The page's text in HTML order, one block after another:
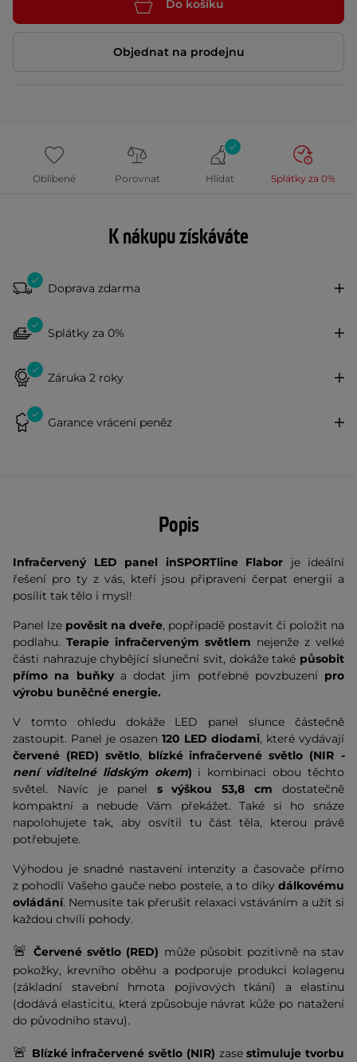
Do košíku
Objednat na prodejnu
Oblíbené Porovnat Hlídat Splátky za 0%
K nákupu získáváte
Doprava zdarma
Splátky za 0%
Záruka 2 roky
Garance vrácení peněz
Popis
Infračervený LED panel inSPORTline Flabor je ideální
řešení pro ty z vás, kteří jsou připraveni čerpat energii a
posílit tak tělo i mysl!
Panel lze pověsit na dveře, popřípadě postavit či položit na
podlahu. Terapie infračerveným světlem nejenže z velké
části nahrazuje chybějící sluneční svit, dokáže také působit
přímo na buňky a dodat jim potřebné povzbuzenípro
výrobu buněčné energie.
V tomto ohledu dokáže LED panel slunce částečně
zastoupit. Panel je osazen 120 LED diodami, které vydávají
červené (RED) světlo, blízké infračervené světlo (NIR -
není viditelné lidským okem) i kombinaci obou těchto
světel. Navíc je panel s výškou 53,8 cm dostatečně
kompaktní a nebude Vám překážet. Také si ho snáze
napolohujete tak, aby osvítil tu část těla, kterou právě
potřebujete.
Výhodou je snadné nastavení intenzity a časovače přímo
z pohodlí Vašeho gauče nebo postele, a to díky dálkovému
ovládání. Nemusíte tak přerušit relaxaci vstáváním a užít si
každou chvíli pohody.
🚨 Červené světlo (RED) může působit pozitivně na stav
pokožky, krevního oběhu a podporuje produkci kolagenu
(základní stavební hmota pojivových tkání) a elastinu
(dodává elasticitu, která způsobuje návrat kůže po natažení
do původního stavu).
🚨 Blízké infračervené světlo (NIR) zasestimuluje tvorbu